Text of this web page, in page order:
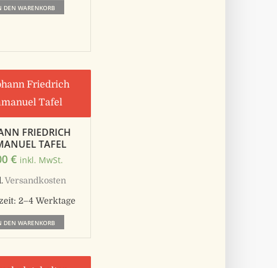
DEN WARENKORB
FRIEDRICH
TAFEL
€ inkl. MwSt.
Versandkosten
2–4 Werktage
DEN WARENKORB